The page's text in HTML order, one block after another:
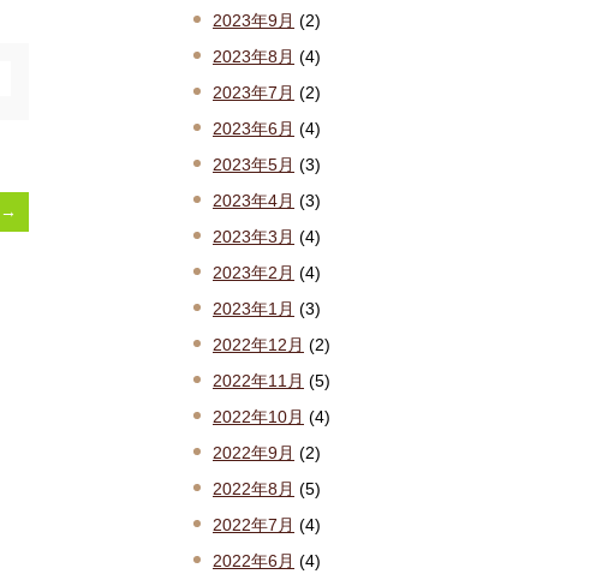
→
2023年9月 (2)
2023年8月 (4)
2023年7月 (2)
2023年6月 (4)
2023年5月 (3)
2023年4月 (3)
2023年3月 (4)
2023年2月 (4)
2023年1月 (3)
2022年12月 (2)
2022年11月 (5)
2022年10月 (4)
2022年9月 (2)
2022年8月 (5)
2022年7月 (4)
2022年6月 (4)